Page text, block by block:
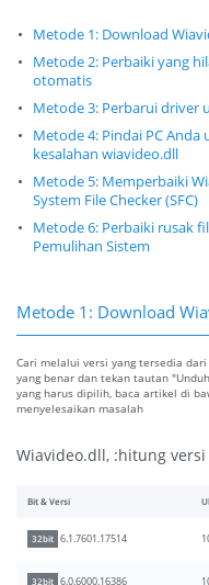
Metode 1: Download
Metode 2: Perbaiki yang
otomatis
Metode 3: Perbarui driver
Metode 4: Pindai PC
kesalahan wiavideo.dll
Metode 5: Memperbaiki
System File Checker (SFC)
Metode 6: Perbaiki rusak
Pemulihan Sistem
Metode 1: Download
Cari melalui versi yang tersedia
yang benar dan tekan tautan
yang harus dipilih, baca artikel di
menyelesaikan masalah
Wiavideo.dll, :hitung
Bit & Versi
32bit 6.1.7601.17514
32bit 6.0.6000.16386